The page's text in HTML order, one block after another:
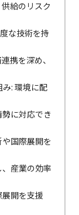
給のリスク
な技術を持
携を深め、
: 環境に配
に対応でき
国際展開を
産業の効率
開を支援